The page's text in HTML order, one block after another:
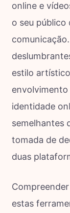
online e
o seu público
estilo
envolvimento
identidade
semelhantes
tomada de
duas
estas